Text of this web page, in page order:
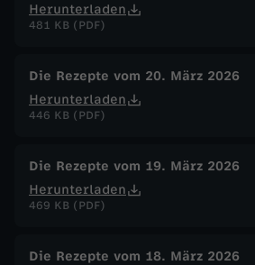
Herunterladen
481 KB (PDF)
Die Rezepte vom 20. März 2026
Herunterladen
446 KB (PDF)
Die Rezepte vom 19. März 2026
Herunterladen
469 KB (PDF)
Die Rezepte vom 18. März 2026